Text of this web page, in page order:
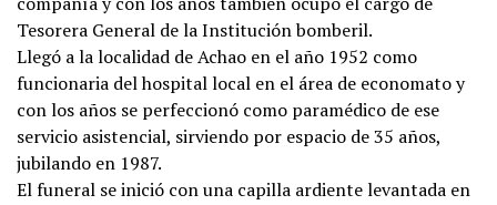
Tesorera General de la Institución bomberil.
Llegó a la localidad de Achao en el año 1952 como
funcionaria del hospital local en el área de economato y
con los años se perfeccionó como paramédico de ese
servicio asistencial, sirviendo por espacio de 35 años,
jubilando en 1987.
El funeral se inició con una capilla ardiente levantada en